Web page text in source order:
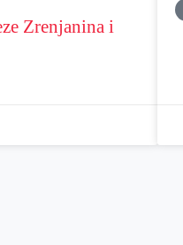
Zrenjanina i